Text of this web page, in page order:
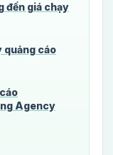
đến giá chạy
quảng cáo
Agency